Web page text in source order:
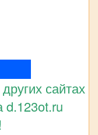
сайтах
d.123ot.ru